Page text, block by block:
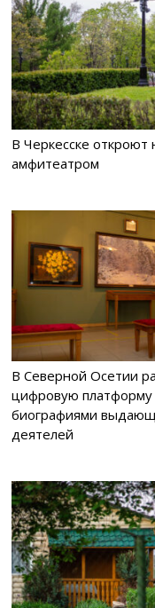
В Черкесске откроют
амфитеатром
В Северной Осетии
цифровую платформу
биографиями
деятелей